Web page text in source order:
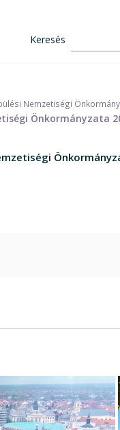
Keresés
Nemzetiségi